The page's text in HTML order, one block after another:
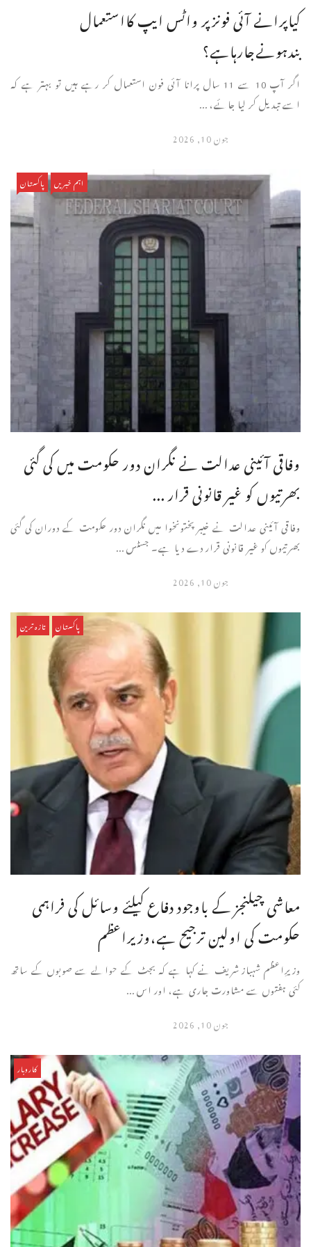
کیاپرانے آئی فونزپر واٹس ایپ کااستعمال
بندہونےجارہاہے؟
اگر آپ 10 سے 11 سال پرانا آئی فون استعمال کر رہے ہیں تو بہتر ہے کہ
اسے تبدیل کر لیا جائے، ...
جون 10, 2026
اہم خبریں پاکستان
وفاقی آئینی عدالت نے نگران دور حکومت میں کی گئی
بھرتیوں کو غیر قانونی قرار ...
وفاقی آئینی عدالت نے خیبرپختونخوا میں نگران دور حکومت کے دوران کی گئی
بھرتیوں کو غیر قانونی قرار دے دیا ہے۔ جسٹس ...
جون 10, 2026
پاکستان تازہ ترین
معاشی چیلنجز کے باوجود دفاع کیلئے وسائل کی فراہمی
حکومت کی اولین ترجیح ہے،وزیراعظم
وزیرِاعظم شہباز شریف نے کہا ہے کہ بجٹ کے حوالے سے صوبوں کے ساتھ
کئی ہفتوں سے مشاورت جاری ہے، اور اس ...
جون 10, 2026
کاروبار